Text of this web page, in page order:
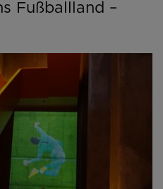
Fußballland –